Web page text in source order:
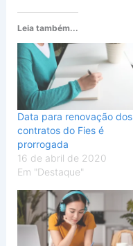
Leia também...
Data para renovação dos
contratos do Fies é
prorrogada
16 de abril de 2020
Em "Destaque"